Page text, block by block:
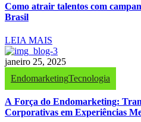
Como atrair talentos com
Brasil
LEIA MAIS
janeiro 25, 2025
EndomarketingTecnologia
A Força do Endomarketing:
Corporativas em Experiências